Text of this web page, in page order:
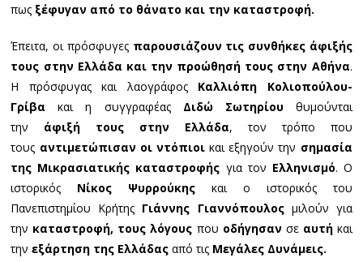
πως ξέφυγαν από το θάνατο και την καταστροφή.
Έπειτα, οι πρόσφυγες παρουσιάζουν τις συνθήκες άφιξής
τους στην Ελλάδα και την προώθησή τους στην Αθήνα.
Η πρόσφυγας και λαογράφος Καλλιόπη Κολιοπούλου-
Γρίβακαι η συγγραφέας Διδώ Σωτηρίουθυμούνται
την άφιξή τους στην Ελλάδα, τον τρόπο που
τους αντιμετώπισαν οι ντόπιοικαι εξηγούν την σημασία
της Μικρασιατικής καταστροφής για τον Ελληνισμό. Ο
ιστορικός Νίκος Ψυρρούκης και ο ιστορικός του
Πανεπιστημίου Κρήτης Γιάννης Γιαννόπουλοςμιλούν για
την καταστροφή, τους λόγους που οδήγησανσε αυτή και
την εξάρτηση της Ελλάδας από τις Μεγάλες Δυνάμεις.